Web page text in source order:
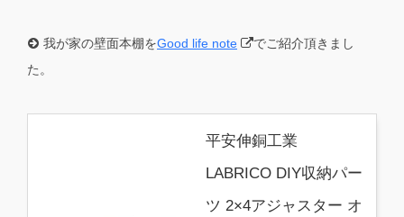
我が家の壁面本棚をGood life note
でご紹介頂きまし
た。
平安伸銅工業
LABRICO DIY収納パー
ツ 2×4アジャスター オ